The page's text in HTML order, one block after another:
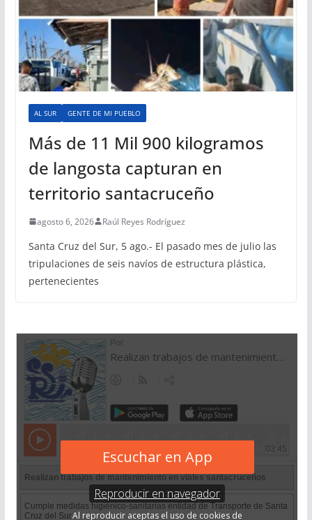
AL SUR GENTE DE MI PUEBLO
Más de 11 Mil 900 kilogramos
de langosta capturan en
territorio santacruceño
agosto 6, 2026 Raúl Reyes Rodríguez
Santa Cruz del Sur, 5 ago.- El pasado mes de julio las
tripulaciones de seis navíos de estructura plástica,
pertenecientes